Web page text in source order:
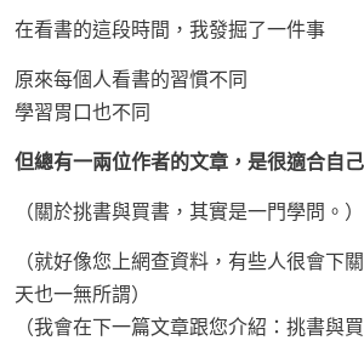
在看書的這段時間，我發掘了一件事
原來每個人看書的習慣不同
學習胃口也不同
但總有一兩位作者的文章，是很適合自己
（關於挑書與買書，其實是一門學問。）
（就好像您上網查資料，有些人很會下
天也一無所謂）
（我會在下一篇文章跟您介紹：挑書與